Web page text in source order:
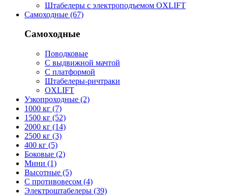
Штабелеры с электроподъемом OXLIFT
Самоходные (67)
Самоходные
Поводковые
С выдвижной мачтой
С платформой
Штабелеры-ричтраки
OXLIFT
Узкопроходные (2)
1000 кг (7)
1500 кг (52)
2000 кг (14)
2500 кг (3)
400 кг (5)
Боковые (2)
Мини (1)
Высотные (5)
С противовесом (4)
Электроштабелеры (39)